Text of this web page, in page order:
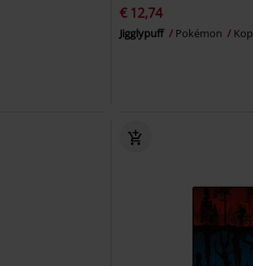
€ 12,74
Jigglypuff Pokémon Kop